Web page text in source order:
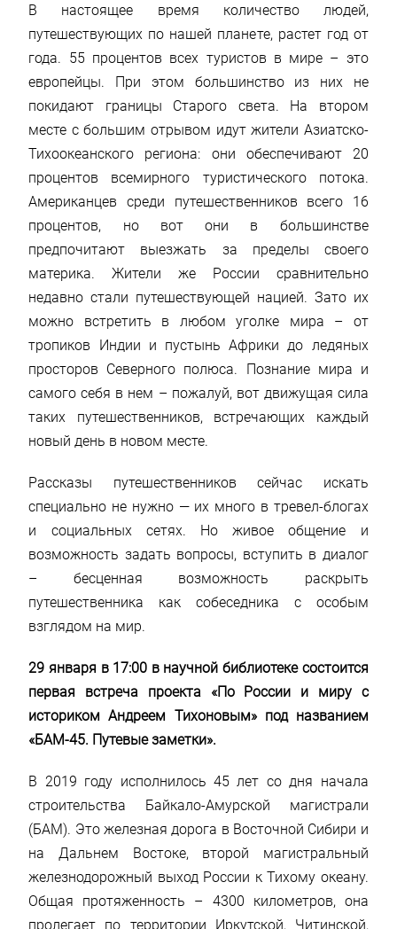
В настоящее время количество людей,
путешествующих по нашей планете, растет год от
года. 55 процентов всех туристов в мире – это
европейцы. При этом большинство из них не
покидают границы Старого света. На втором
месте с большим отрывом идут жители Азиатско-
Тихоокеанского региона: они обеспечивают 20
процентов всемирного туристического потока.
Американцев среди путешественников всего 16
процентов, но вот они в большинстве
предпочитают выезжать за пределы своего
материка. Жители же России сравнительно
недавно стали путешествующей нацией. Зато их
можно встретить в любом уголке мира – от
тропиков Индии и пустынь Африки до ледяных
просторов Северного полюса. Познание мира и
самого себя в нем – пожалуй, вот движущая сила
таких путешественников, встречающих каждый
новый день в новом месте.
Рассказы путешественников сейчас искать
специально не нужно — их много в тревел-блогах
и социальных сетях. Но живое общение и
возможность задать вопросы, вступить в диалог
– бесценная возможность раскрыть
путешественника как собеседника с особым
взглядом на мир.
29 января в 17:00 в научной библиотеке состоится
первая встреча проекта «По России и миру с
историком Андреем Тихоновым» под названием
«БАМ-45. Путевые заметки».
В 2019 году исполнилось 45 лет со дня начала
строительства Байкало-Амурской магистрали
(БАМ). Это железная дорога в Восточной Сибири и
на Дальнем Востоке, второй магистральный
железнодорожный выход России к Тихому океану.
Общая протяженность – 4300 километров, она
пролегает по территории Иркутской, Читинской,